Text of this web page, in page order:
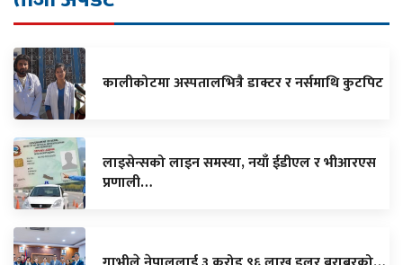
कालीकोटमा अस्पतालभित्रै डाक्टर र नर्समाथि कुटपिट
लाइसेन्सको लाइन समस्या, नयाँ ईडीएल र भीआरएस
प्रणाली…